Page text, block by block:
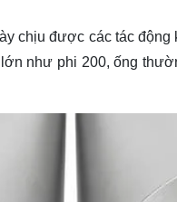
chịu được các tác
như phi 200, ống